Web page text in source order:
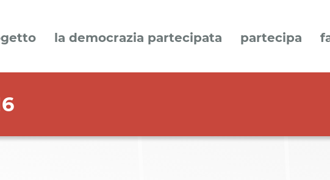
la democrazia partecipata partecipa